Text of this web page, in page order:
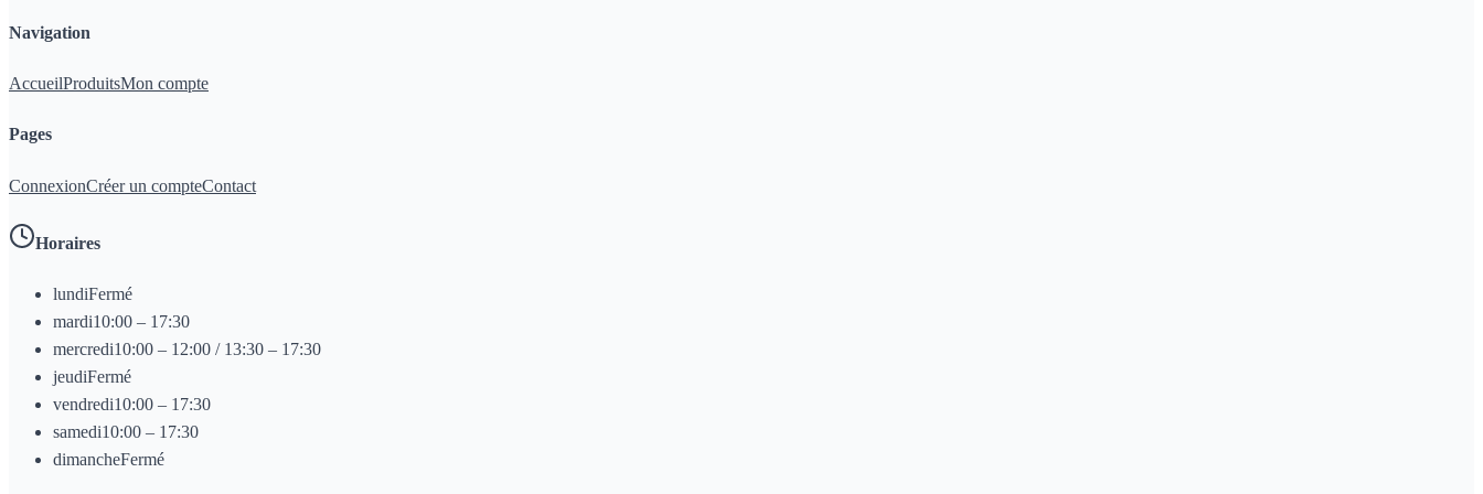
Navigation
AccueilProduitsMon compte
Pages
ConnexionCréer un compteContact
Horaires
lundiFermé
mardi10:00 – 17:30
mercredi10:00 – 12:00 / 13:30 – 17:30
jeudiFermé
vendredi10:00 – 17:30
samedi10:00 – 17:30
dimancheFermé